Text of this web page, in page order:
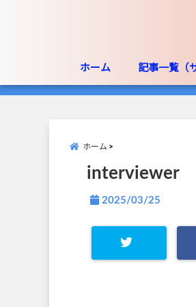
ホーム 記事一覧（
ホーム
interviewer
2025/03/25